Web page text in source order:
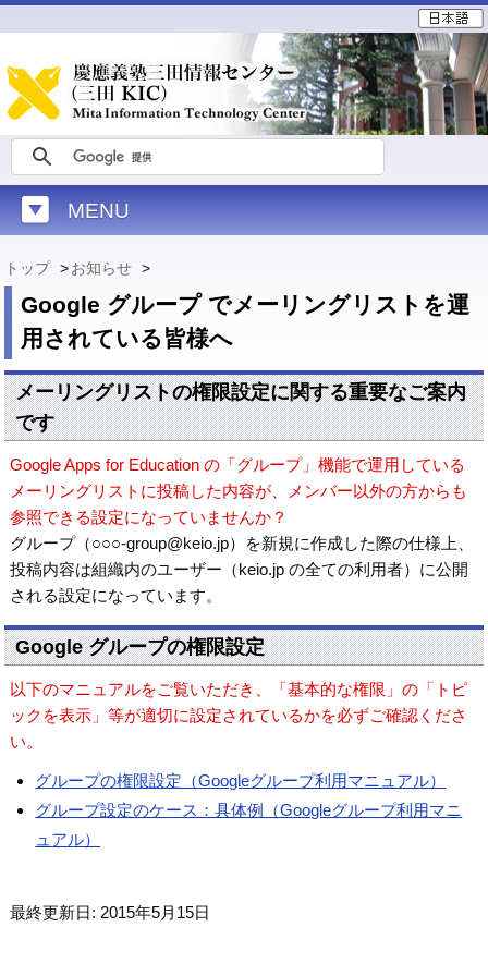
MENU
トップ >お知らせ >
Google グループ でメーリングリストを運
用されている皆様へ
メーリングリストの権限設定に関する重要なご案内
です
Google Apps for Education の「グループ」機能で運用している
メーリングリストに投稿した内容が、メンバー以外の方からも
参照できる設定になっていませんか？
グループ（○○○-group@keio.jp）を新規に作成した際の仕様上、
投稿内容は組織内のユーザー（keio.jp の全ての利用者）に公開
される設定になっています。
Google グループの権限設定
以下のマニュアルをご覧いただき、「基本的な権限」の「トピ
ックを表示」等が適切に設定されているかを必ずご確認くださ
い。
グループの権限設定（Googleグループ利用マニュアル）
グループ設定のケース：具体例（Googleグループ利用マニ
ュアル）
最終更新日: 2015年5月15日